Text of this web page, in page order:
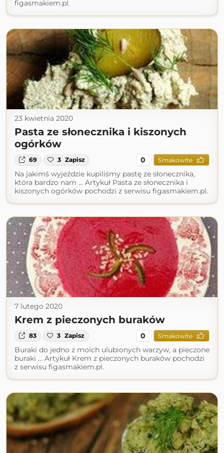
figasmakiem.pl.
23 kwietnia 2020
Pasta ze słonecznika i kiszonych
ogórków
69 3 Zapisz 0 Smakowite
Na jakimś wyjeździe kupiliśmy pastę ze słonecznika,
która bardzo nam … Artykuł Pasta ze słonecznika i
kiszonych ogórków pochodzi z serwisu figasmakiem.pl.
7 lutego 2020
Krem z pieczonych buraków
83 3 Zapisz 0 Smakowite
Buraki do jedno z moich ulubionych warzyw, a pieczone
buraki … Artykuł Krem z pieczonych buraków pochodzi
z serwisu figasmakiem.pl.